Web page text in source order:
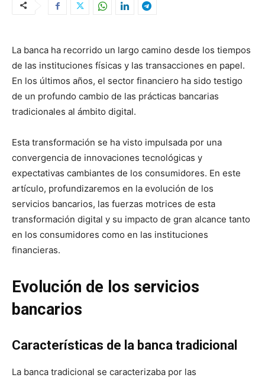
La banca ha recorrido un largo camino desde los tiempos
de las instituciones físicas y las transacciones en papel.
En los últimos años, el sector financiero ha sido testigo
de un profundo cambio de las prácticas bancarias
tradicionales al ámbito digital.
Esta transformación se ha visto impulsada por una
convergencia de innovaciones tecnológicas y
expectativas cambiantes de los consumidores. En este
artículo, profundizaremos en la evolución de los
servicios bancarios, las fuerzas motrices de esta
transformación digital y su impacto de gran alcance tanto
en los consumidores como en las instituciones
financieras.
Evolución de los servicios
bancarios
Características de la banca tradicional
La banca tradicional se caracterizaba por las